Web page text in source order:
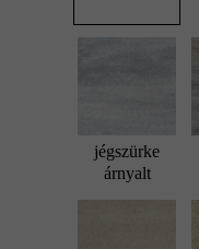
jégszürke
árnyalt